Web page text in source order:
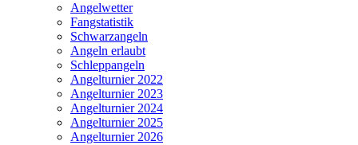
Angelwetter
Fangstatistik
Schwarzangeln
Angeln erlaubt
Schleppangeln
Angelturnier 2022
Angelturnier 2023
Angelturnier 2024
Angelturnier 2025
Angelturnier 2026